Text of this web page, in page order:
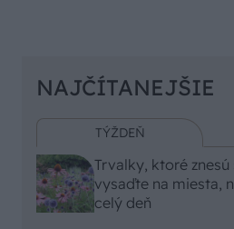
NAJČÍTANEJŠIE
TÝŽDEŇ
Trvalky, ktoré
vysaďte na miesta,
celý deň